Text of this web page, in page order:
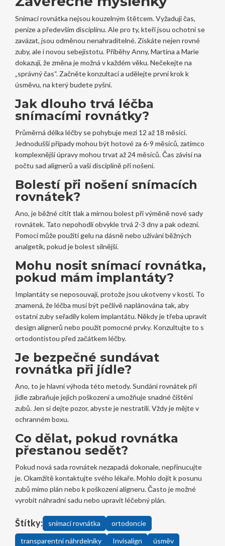
Snímací rovnátka nejsou kouzelným štětcem. Vyžadují čas,
peníze a především disciplínu. Ale pro ty, kteří jsou ochotni se
zavázat, jsou odměnou nenahraditelné. Získáte nejen rovné
zuby, ale i novou sebejistotu. Příběhy Anny, Martina a Marie
dokazují, že změna je možná v každém věku. Nečekejte na
„správný čas“. Začněte konzultací a udělejte první krok k
úsměvu, na který budete pyšní.
Jak dlouho trvá léčba
snímacími rovnátky?
Průměrná délka léčby se pohybuje mezi 12 až 18 měsíci.
Jednodušší případy mohou být hotové za 6-9 měsíců, zatímco
komplexnější úpravy mohou trvat až 24 měsíců. Čas závisí na
počtu sad alignerů a vaší disciplíně při nošení.
Bolestí při nošení snímacích
rovnátek?
Ano, je běžné cítit tlak a mírnou bolest při výměně nové sady
rovnátek. Tato nepohodlí obvykle trvá 2-3 dny a pak odezní.
Pomoci může použití gelu na dásně nebo užívání běžných
analgetik, pokud je bolest silnější.
Mohu nosit snímací rovnátka,
pokud mám implantáty?
Implantáty se neposouvají, protože jsou ukotveny v kosti. To
znamená, že léčba musí být pečlivě naplánována tak, aby
ostatní zuby seřadily kolem implantátu. Někdy je třeba upravit
design alignerů nebo použít pomocné prvky. Konzultujte to s
ortodontistou před začátkem léčby.
Je bezpečné sundávat
rovnátka při jídle?
Ano, to je hlavní výhoda této metody. Sundání rovnátek při
jídle zabraňuje jejich poškození a umožňuje snadné čištění
zubů. Jen si dejte pozor, abyste je nestratili. Vždy je mějte v
ochranném boxu.
Co dělat, pokud rovnátka
přestanou sedět?
Pokud nová sada rovnátek nezapadá dokonale, nepřinucujte
je. Okamžitě kontaktujte svého lékaře. Mohlo dojít k posunu
zubů mimo plán nebo k poškození aligneru. Často je možné
vyrobit náhradní sadu nebo upravit léčebný plán.
Štítky: snímací rovnátka ortodoncie
transparentní náhrdelníky Invisalign úsměv